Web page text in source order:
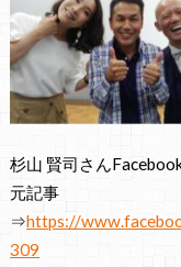
杉山 賢司さん
元記事
⇒https://
309